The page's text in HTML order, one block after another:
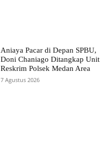
Aniaya Pacar di Depan SPBU,
Doni Chaniago Ditangkap Unit
Reskrim Polsek Medan Area
7 Agustus 2026